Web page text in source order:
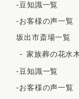
2021年2月
-豆知識一覧
-お客様の声一覧
坂出市斎場一覧
家族葬の花水
-豆知識一覧
-お客様の声一覧